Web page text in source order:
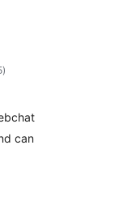
total
ratings
)
can